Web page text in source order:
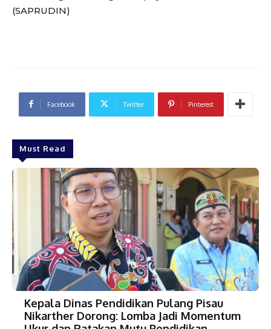
(SAPRUDIN)
Facebook Twitter Pinterest
Must Read
Kepala Dinas Pendidikan Pulang Pisau
Nikarther Dorong: Lomba Jadi Momentum